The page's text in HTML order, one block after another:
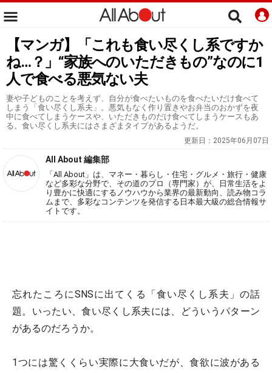
【マンガ】「これも食い尽くし系ですか
ね…？」“家族へのいただきもの”なのに1
人で食べる悪気ない夫
妻や子どものことを考えず、自分が食べたいものを食べたいだけ食べて
しまう「食い尽くし系夫」。悪気もなく作り置きやお弁当のおかずを夜
中に食べてしまうケースや、いただきものだけ食べてしまうケースもあ
る。食い尽くし系夫にはさまざまタイプがあるようだ。
更新日： 2025年06月07日
All About 編集部
「All About」は、マネー・暮らし・住宅・グルメ・旅行・健康
など多彩な分野で、その道のプロ（専門家）が、日常生活をよ
り豊かに快適にするノウハウから業界の最新動向、読み物コラ
ムまで、多彩なコンテンツを発信する日本最大級の総合情報サ
イトです。
忘れたころにSNSに出てくる「食い尽くし系夫」の話
題。いったい、食い尽くし系夫には、どういうパターン
があるのだろうか。
1つには驚くくらい実際に大食いだが、食欲に波がある